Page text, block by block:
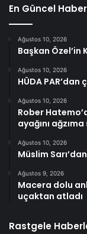
En Güncel
Ağustos 10, 2026
Başkan Özel’in
Ağustos 10, 2026
HÜDA
Ağustos 10, 2026
Rober
ayağını
Ağustos 10, 2026
Müslim
Ağustos 9, 2026
Macera dolu
uçaktan atladı
Rastgele